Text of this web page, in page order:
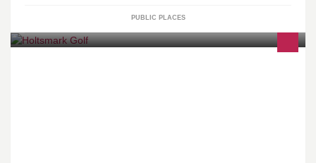
PUBLIC PLACES